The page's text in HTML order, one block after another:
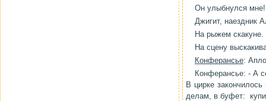
Он улыбнулся мне!
Джигит, наездник
На рыжем скакуне.
На сцену
Конферансье:
Конферансье: - А
В цирке
делам, в буфет: